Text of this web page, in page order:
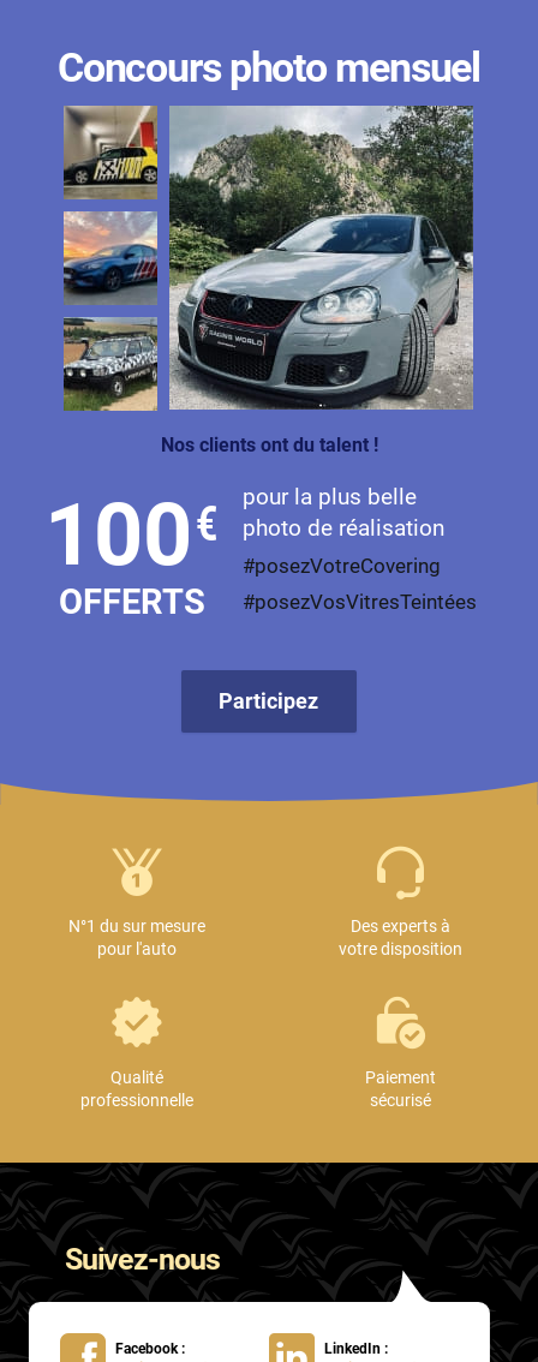
Concours photo mensuel
Nos clients ont du talent !
100€
OFFERTS
pour la plus belle
photo de réalisation
#posezVotreCovering
#posezVosVitresTeintées
Participez
N°1 du sur mesure
pour l'auto
Des experts à
votre disposition
Qualité
professionnelle
Paiement
sécurisé
Suivez-nous
Facebook : LinkedIn :